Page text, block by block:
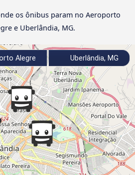
os ônibus param no Aeroporto
e Uberlândia, MG.
Alegre Uberlândia, MG